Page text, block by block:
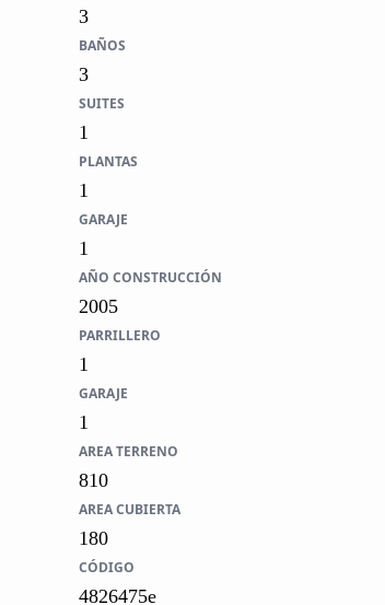
3
BAÑOS
3
SUITES
1
PLANTAS
1
GARAJE
1
AÑO CONSTRUCCIÓN
2005
PARRILLERO
1
GARAJE
1
AREA TERRENO
810
AREA CUBIERTA
180
CÓDIGO
4826475e